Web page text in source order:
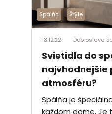
Spálňa Štýle
13.12.22 Dobroslava
Svietidla do
najvhodnejšie
atmosféru?
Spálňa je
každom dome. Je